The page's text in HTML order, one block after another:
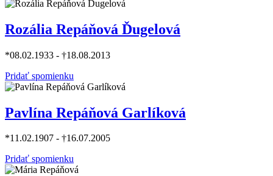
Rozália Repáňová Ďugelová
*08.02.1933 - †18.08.2013
Pridať spomienku
Pavlína Repáňová Garlíková
*11.02.1907 - †16.07.2005
Pridať spomienku